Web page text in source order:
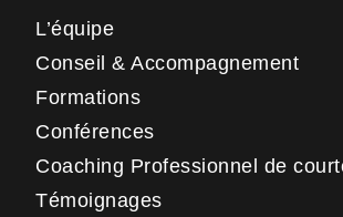
L’équipe
Conseil & Accompagnement
Formations
Conférences
Coaching Professionnel de
Témoignages